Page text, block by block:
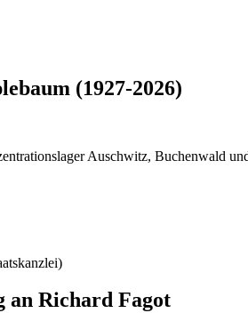
(1927-2026)
Auschwitz, Buchenwald
an Richard Fagot